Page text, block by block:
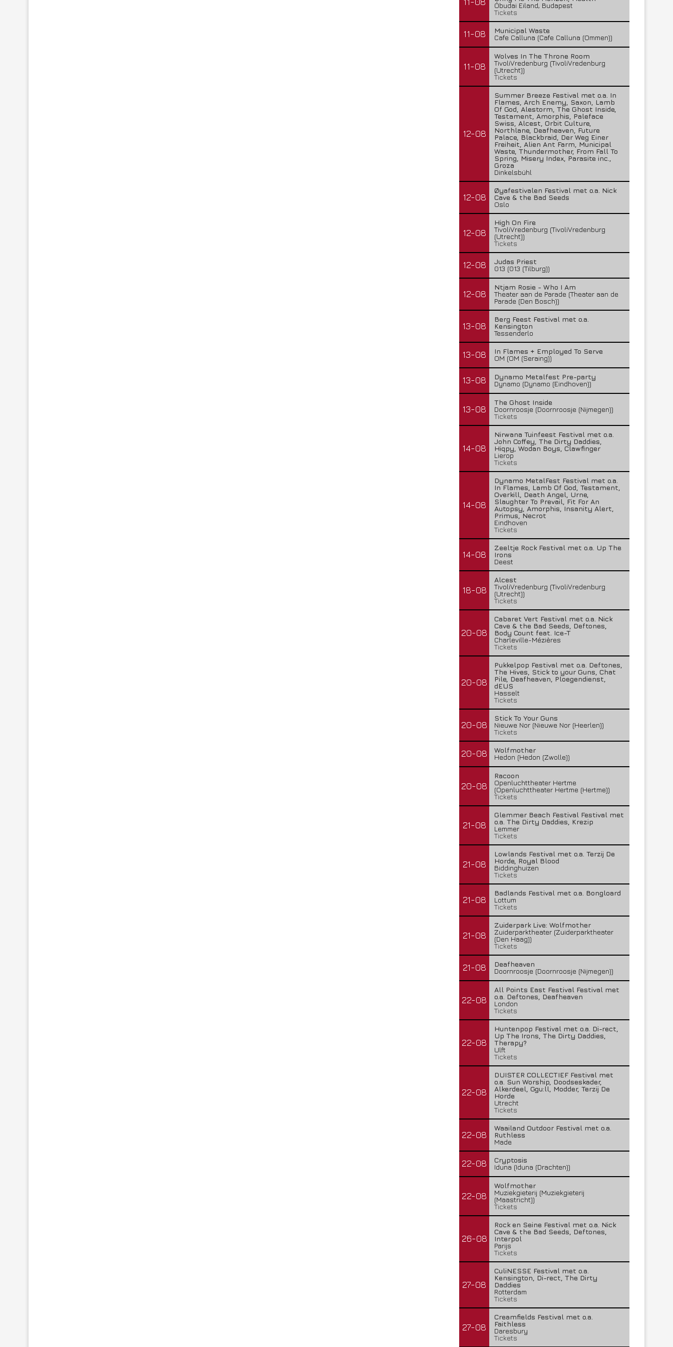
Óbudai Eiland, Budapest
Tickets
11-08
Municipal Waste
Cafe Calluna (Cafe Calluna (Ommen))
11-08
Wolves In The Throne Room
TivoliVredenburg (TivoliVredenburg
(Utrecht))
Tickets
12-08
Summer Breeze Festival met o.a. In
Flames, Arch Enemy, Saxon, Lamb
Of God, Alestorm, The Ghost Inside,
Testament, Amorphis, Paleface
Swiss, Alcest, Orbit Culture,
Northlane, Deafheaven, Future
Palace, Blackbraid, Der Weg Einer
Freiheit, Alien Ant Farm, Municipal
Waste, Thundermother, From Fall To
Spring, Misery Index, Parasite inc.,
Groza
Dinkelsbühl
12-08
Øyafestivalen Festival met o.a. Nick
Cave & the Bad Seeds
Oslo
12-08
High On Fire
TivoliVredenburg (TivoliVredenburg
(Utrecht))
Tickets
12-08
Judas Priest
013 (013 (Tilburg))
12-08
Ntjam Rosie - Who I Am
Theater aan de Parade (Theater aan de
Parade (Den Bosch))
13-08
Berg Feest Festival met o.a.
Kensington
Tessenderlo
13-08
In Flames + Employed To Serve
OM (OM (Seraing))
13-08
Dynamo Metalfest Pre-party
Dynamo (Dynamo (Eindhoven))
13-08
The Ghost Inside
Doornroosje (Doornroosje (Nijmegen))
Tickets
14-08
Nirwana Tuinfeest Festival met o.a.
John Coffey, The Dirty Daddies,
Hiqpy, Wodan Boys, Clawfinger
Lierop
Tickets
14-08
Dynamo MetalFest Festival met o.a.
In Flames, Lamb Of God, Testament,
Overkill, Death Angel, Urne,
Slaughter To Prevail, Fit For An
Autopsy, Amorphis, Insanity Alert,
Primus, Necrot
Eindhoven
Tickets
14-08
Zeeltje Rock Festival met o.a. Up The
Irons
Deest
18-08
Alcest
TivoliVredenburg (TivoliVredenburg
(Utrecht))
Tickets
20-08
Cabaret Vert Festival met o.a. Nick
Cave & the Bad Seeds, Deftones,
Body Count feat. Ice-T
Charleville-Mézières
Tickets
20-08
Pukkelpop Festival met o.a. Deftones,
The Hives, Stick to your Guns, Chat
Pile, Deafheaven, Ploegendienst,
dEUS
Hasselt
Tickets
20-08
Stick To Your Guns
Nieuwe Nor (Nieuwe Nor (Heerlen))
Tickets
20-08
Wolfmother
Hedon (Hedon (Zwolle))
20-08
Racoon
Openluchttheater Hertme
(Openluchttheater Hertme (Hertme))
Tickets
21-08
Glemmer Beach Festival Festival met
o.a. The Dirty Daddies, Krezip
Lemmer
Tickets
21-08
Lowlands Festival met o.a. Terzij De
Horde, Royal Blood
Biddinghuizen
Tickets
21-08
Badlands Festival met o.a. Bongloard
Lottum
Tickets
21-08
Zuiderpark Live: Wolfmother
Zuiderparktheater (Zuiderparktheater
(Den Haag))
Tickets
21-08
Deafheaven
Doornroosje (Doornroosje (Nijmegen))
22-08
All Points East Festival Festival met
o.a. Deftones, Deafheaven
London
Tickets
22-08
Huntenpop Festival met o.a. Di-rect,
Up The Irons, The Dirty Daddies,
Therapy?
Ulft
Tickets
22-08
DUISTER COLLECTIEF Festival met
o.a. Sun Worship, Doodseskader,
Alkerdeel, Ggu:ll, Modder, Terzij De
Horde
Utrecht
Tickets
22-08
Waailand Outdoor Festival met o.a.
Ruthless
Made
22-08
Cryptosis
Iduna (Iduna (Drachten))
22-08
Wolfmother
Muziekgieterij (Muziekgieterij
(Maastricht))
Tickets
26-08
Rock en Seine Festival met o.a. Nick
Cave & the Bad Seeds, Deftones,
Interpol
Parijs
Tickets
27-08
CuliNESSE Festival met o.a.
Kensington, Di-rect, The Dirty
Daddies
Rotterdam
Tickets
27-08
Creamfields Festival met o.a.
Faithless
Daresbury
Tickets